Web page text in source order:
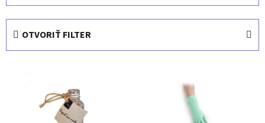
d
e
i
OTVORIŤ FILTER